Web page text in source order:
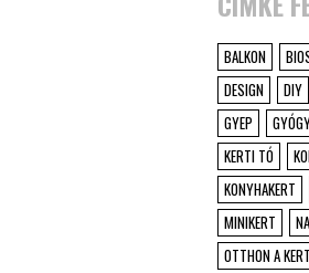
BALKON
DESIGN
DIY
GYEP
KERTI TÓ
KONYHAKERT
MINIKERT
OTTHON A